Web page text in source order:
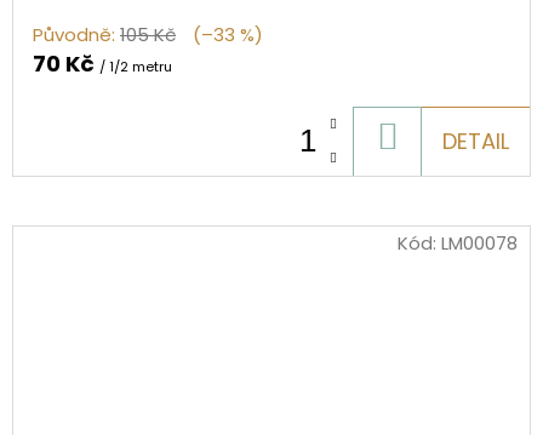
Původně: 105 Kč (–33 %)
70 Kč / 1/2 metru
KOŠÍKU
DETAIL
Kód: LM00078